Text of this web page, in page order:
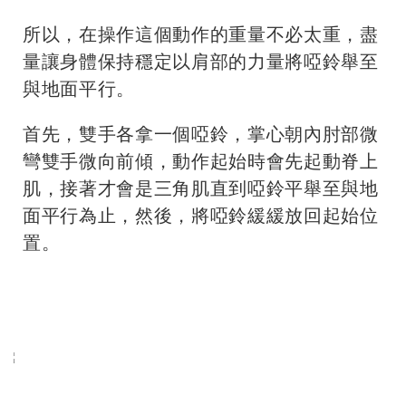
所以，在操作這個動作的重量不必太重，盡
量讓身體保持穩定以肩部的力量將啞鈴舉至
與地面平行。
首先，雙手各拿一個啞鈴，掌心朝內肘部微
彎雙手微向前傾，動作起始時會先起動脊上
肌，接著才會是三角肌直到啞鈴平舉至與地
面平行為止，然後，將啞鈴緩緩放回起始位
置。